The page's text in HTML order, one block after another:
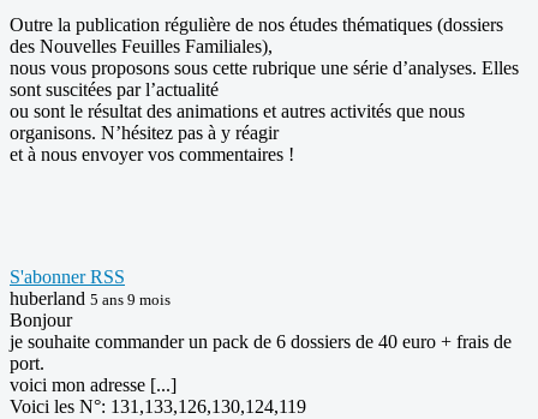
Outre la publication régulière de nos études thématiques (dossiers
des Nouvelles Feuilles Familiales),
nous vous proposons sous cette rubrique une série d’analyses. Elles
sont suscitées par l’actualité
ou sont le résultat des animations et autres activités que nous
organisons. N’hésitez pas à y réagir
et à nous envoyer vos commentaires !
S'abonnerRSS
huberland 5 ans 9 mois
Bonjour
je souhaite commander un pack de 6 dossiers de 40 euro + frais de
port.
voici mon adresse [...]
Voici les N°: 131,133,126,130,124,119